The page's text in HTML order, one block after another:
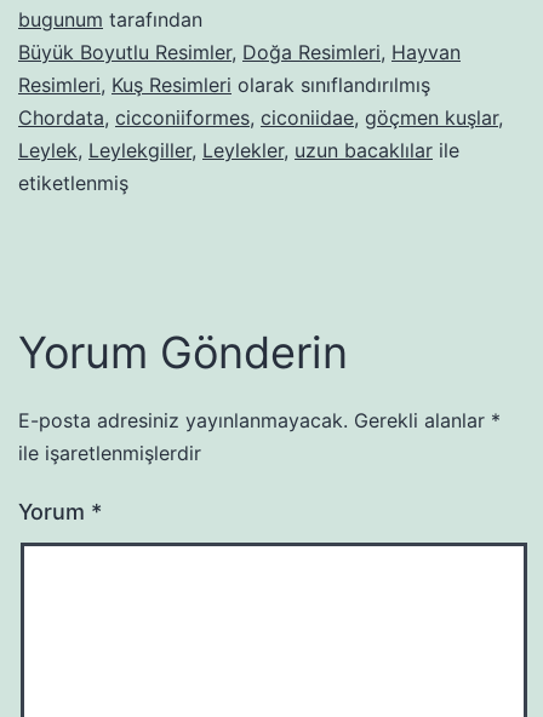
bugunum tarafından
Büyük Boyutlu Resimler, Doğa Resimleri, Hayvan
Resimleri, Kuş Resimleri olarak sınıflandırılmış
Chordata, cicconiiformes, ciconiidae, göçmen kuşlar,
Leylek, Leylekgiller, Leylekler, uzun bacaklılar ile
etiketlenmiş
Yorum Gönderin
E-posta adresiniz yayınlanmayacak. Gerekli alanlar *
ile işaretlenmişlerdir
Yorum *